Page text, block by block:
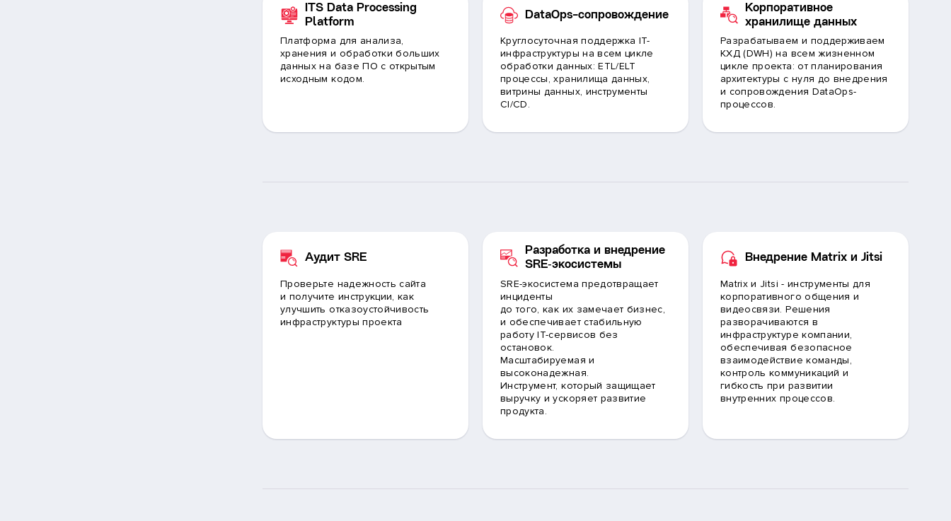
ITS Data Processing
Platform
Платформа для анализа,
хранения и обработки больших
данных на базе ПО с открытым
исходным кодом.
DataOps-сопровождение
Круглосуточная поддержка IT-
инфраструктуры на всем цикле
обработки данных: ETL/ELT
процессы, хранилища данных,
витрины данных, инструменты
CI/CD.
Корпоративное
хранилище данных
Разрабатываем и поддерживаем
КХД (DWH) на всем жизненном
цикле проекта: от планирования
архитектуры с нуля до внедрения
и сопровождения DataOps-
процессов.
Аудит SRE
Проверьте надежность сайта
и получите инструкции, как
улучшить отказоустойчивость
инфраструктуры проекта
Разработка и внедрение
SRE‑экосистемы
SRE-экосистема предотвращает
инциденты
до того, как их замечает бизнес,
и обеспечивает стабильную
работу IT-сервисов без
остановок.
Масштабируемая и
высоконадежная.
Инструмент, который защищает
выручку и ускоряет развитие
продукта.
Внедрение Matrix и Jitsi
Matrix и Jitsi - инструменты для
корпоративного общения и
видеосвязи. Решения
разворачиваются в
инфраструктуре компании,
обеспечивая безопасное
взаимодействие команды,
контроль коммуникаций и
гибкость при развитии
внутренних процессов.